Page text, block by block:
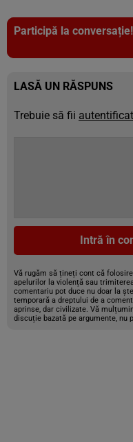
Participă la conversație!
LASĂ UN RĂSPUNS
Trebuie să fii autentificat
Intră în
Vă rugăm să țineți cont că
apelurilor la violență sau
comentariu pot duce nu doar la
temporară a dreptului de a
aprinse, dar civilizate. Vă
discuție bazată pe argumente, nu